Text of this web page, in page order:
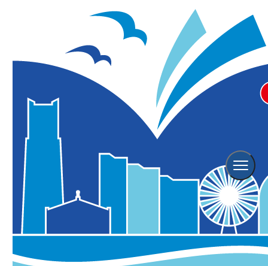
Event
横浜観光情報TOP イベント情報
Event Search